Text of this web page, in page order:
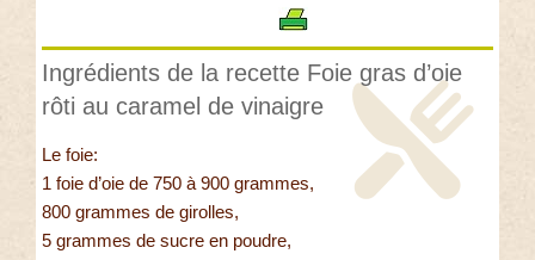
Ingrédients de la recette Foie gras d’oie
rôti au caramel de vinaigre
Le foie:
1 foie d’oie de 750 à 900 grammes,
800 grammes de girolles,
5 grammes de sucre en poudre,